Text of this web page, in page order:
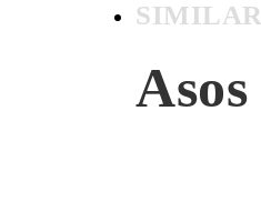
SIMILAR
Asos